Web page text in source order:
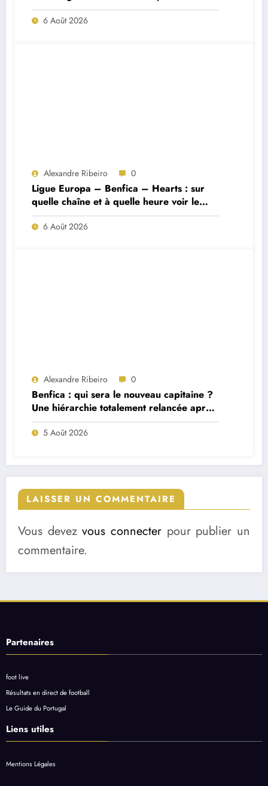
Porto ?
6 Août 2026
Alexandre Ribeiro 0
Ligue Europa – Benfica – Hearts : sur
quelle chaîne et à quelle heure voir le
match ?
6 Août 2026
Alexandre Ribeiro 0
Benfica : qui sera le nouveau capitaine ?
Une hiérarchie totalement relancée après
deux départs majeurs
5 Août 2026
LAISSER UN COMMENTAIRE
Vous devezvous connecter pour publier un
commentaire.
Partenaires
foot live
Résultats en direct de football
Le Guide du Portugal
Liens utiles
Mentions Légales